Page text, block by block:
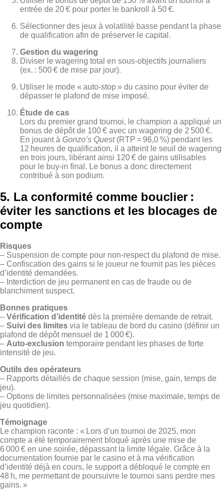
entrée de 20 € pour porter le bankroll à 50 €.
Sélectionner des jeux à volatilité basse pendant la phase
de qualification afin de préserver le capital.
Gestion du wagering
Diviser le wagering total en sous‑objectifs journaliers
(ex. : 500 € de mise par jour).
Utiliser le mode « auto‑stop » du casino pour éviter de
dépasser le plafond de mise imposé.
Étude de cas
Lors du premier grand tournoi, le champion a appliqué un
bonus de dépôt de 100 € avec un wagering de 2 500 €.
En jouant à Gonzo’s Quest(RTP = 96,0 %) pendant les
12 heures de qualification, il a atteint le seuil de wagering
en trois jours, libérant ainsi 120 € de gains utilisables
pour le buy‑in final. Le bonus a donc directement
contribué à son podium.
5. La conformité comme bouclier :
éviter les sanctions et les blocages de
compte
Risques
– Suspension de compte pour non‑respect du plafond de mise.
– Confiscation des gains si le joueur ne fournit pas les pièces
d’identité demandées.
– Interdiction de jeu permanent en cas de fraude ou de
blanchiment suspect.
Bonnes pratiques
– Vérification d’identité dès la première demande de retrait.
– Suivi des limites via le tableau de bord du casino (définir un
plafond de dépôt mensuel de 1 000 €).
– Auto‑exclusion temporaire pendant les phases de forte
intensité de jeu.
Outils des opérateurs
– Rapports détaillés de chaque session (mise, gain, temps de
jeu).
– Options de limites personnalisées (mise maximale, temps de
jeu quotidien).
Témoignage
Le champion raconte : « Lors d’un tournoi de 2025, mon
compte a été temporairement bloqué après une mise de
6 000 € en une soirée, dépassant la limite légale. Grâce à la
documentation fournie par le casino et à ma vérification
d’identité déjà en cours, le support a débloqué le compte en
48 h, me permettant de poursuivre le tournoi sans perdre mes
gains. »